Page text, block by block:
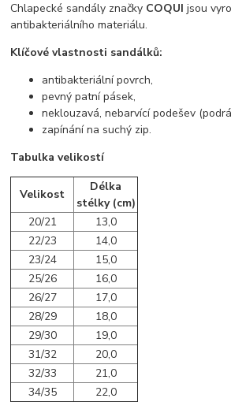
Chlapecké sandály značky COQUIjsou
antibakteriálního materiálu.
Klíčové vlastnosti sandálků:
antibakteriální povrch,
pevný patní pásek,
neklouzavá, nebarvící podešev
zapínání na suchý zip.
Tabulka velikostí
Velikost
Délka
stélky (cm)
20/21
13,0
22/23
14,0
23/24
15,0
25/26
16,0
26/27
17,0
28/29
18,0
29/30
19,0
31/32
20,0
32/33
21,0
34/35
22,0